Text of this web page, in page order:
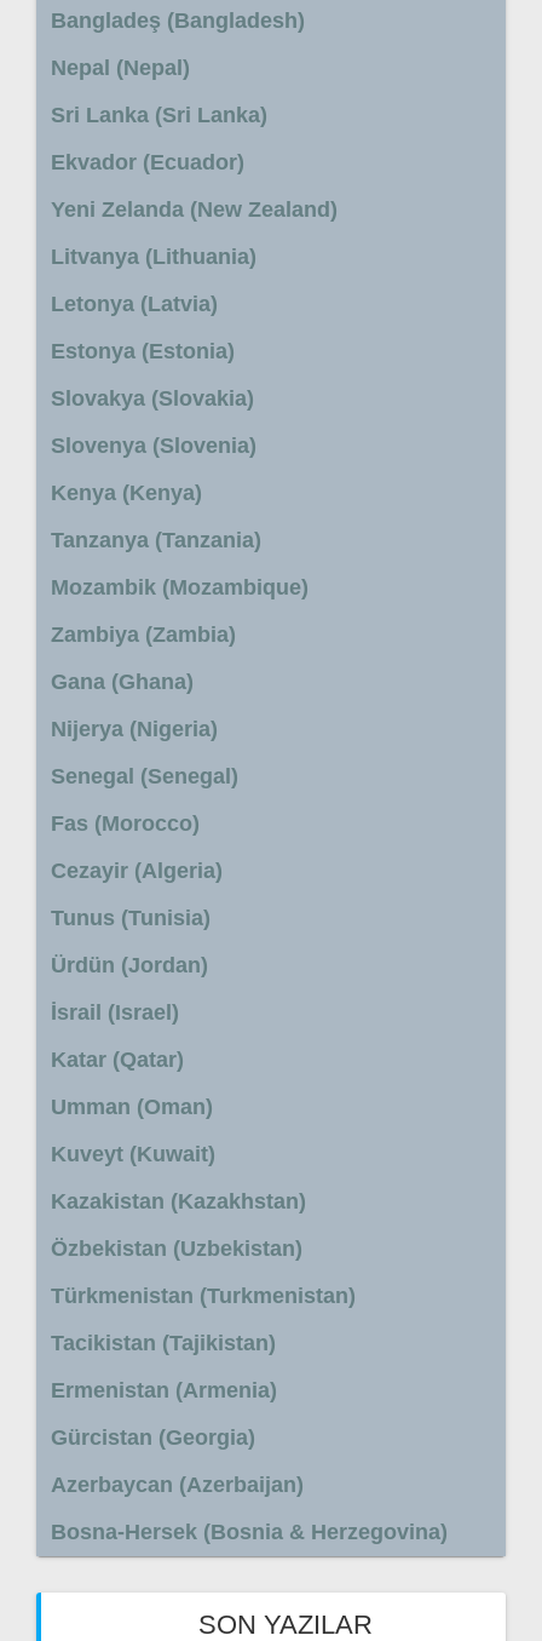
Bangladeş (Bangladesh)
Nepal (Nepal)
Sri Lanka (Sri Lanka)
Ekvador (Ecuador)
Yeni Zelanda (New Zealand)
Litvanya (Lithuania)
Letonya (Latvia)
Estonya (Estonia)
Slovakya (Slovakia)
Slovenya (Slovenia)
Kenya (Kenya)
Tanzanya (Tanzania)
Mozambik (Mozambique)
Zambiya (Zambia)
Gana (Ghana)
Nijerya (Nigeria)
Senegal (Senegal)
Fas (Morocco)
Cezayir (Algeria)
Tunus (Tunisia)
Ürdün (Jordan)
İsrail (Israel)
Katar (Qatar)
Umman (Oman)
Kuveyt (Kuwait)
Kazakistan (Kazakhstan)
Özbekistan (Uzbekistan)
Türkmenistan (Turkmenistan)
Tacikistan (Tajikistan)
Ermenistan (Armenia)
Gürcistan (Georgia)
Azerbaycan (Azerbaijan)
Bosna-Hersek (Bosnia & Herzegovina)
SON YAZILAR